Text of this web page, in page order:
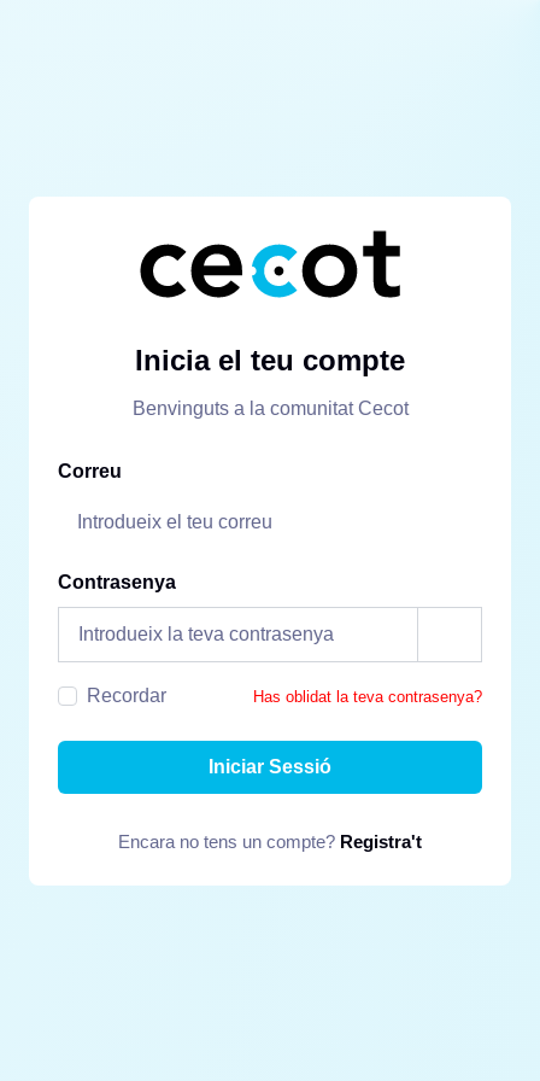
Inicia el teu compte
Benvinguts a la comunitat Cecot
Correu
Contrasenya
Recordar Has oblidat la teva contrasenya?
Iniciar Sessió
Encara no tens un compte? Registra't